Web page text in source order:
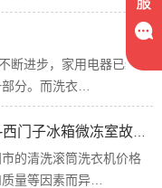
断进步，家用电器已经成
分。而洗衣…
的清洗滚筒洗衣机价格
量等因素而异…